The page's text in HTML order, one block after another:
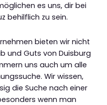
es uns, dir bei
behilflich zu sein.
bieten wir nicht
und Guts von Duisburg
uns auch um alle
Wir wissen,
die Suche nach einer
wenn man